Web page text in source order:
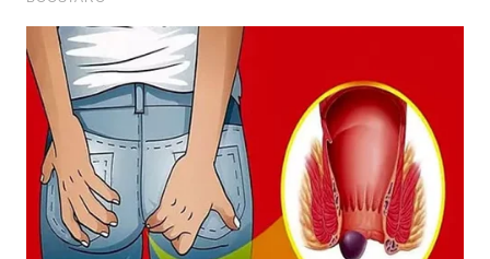
WN
DEPOK
WN
TAPANULI
UTARA
WN
SAMOSIR